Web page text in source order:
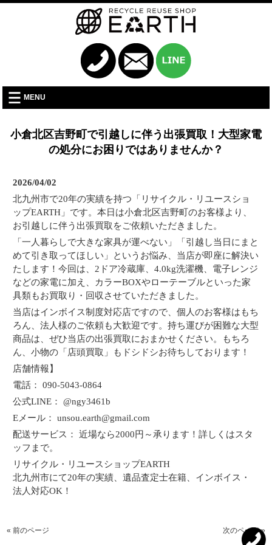
MENU
小倉北区吉野町で引越しに伴う出張買取！大型家電
の処分にお困りではありませんか？
2026/04/02
北九州市で20年の実績を持つ「リサイクル・リユースショ
ップEARTH」です。本日は小倉北区吉野町のお客様より、
お引越しに伴う出張買取をご依頼いただきました。
「一人暮らしで大きな家具が運べない」「引越し当日にまと
めて引き取ってほしい」というお悩み、当店が即座に解決い
たします！今回は、2ドア冷蔵庫、4.0kg洗濯機、電子レンジ
などの家電に加え、カラーBOXやローテーブルといった家
具類もお買取り・回収させていただきました。
当店はインボイス制度対応店ですので、個人のお客様はもち
ろん、法人様のご依頼も大歓迎です。持ち運びが困難な大型
商品は、ぜひ当店の出張買取におまかせください。もちろ
ん、小物の「店頭買取」もドシドシお待ちしております！
店舗情報】
電話： 090-5043-0864
公式LINE： @ngy3461b
Eメール： unsou.earth@gmail.com
配送サービス： 近場なら2000円～承ります！詳しくはスタ
ッフまで。
リサイクル・リユースショップEARTH
北九州市にて20年の実績、遺品査定士在籍、インボイス・
法人対応OK！
« 前のページ 次のページ »